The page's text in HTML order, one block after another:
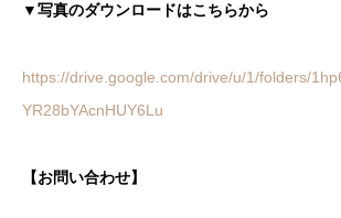
▼写真のダウンロードはこちらから
https://drive.google.com/drive/u/1/folders/
YR28bYAcnHUY6Lu
【お問い合わせ】